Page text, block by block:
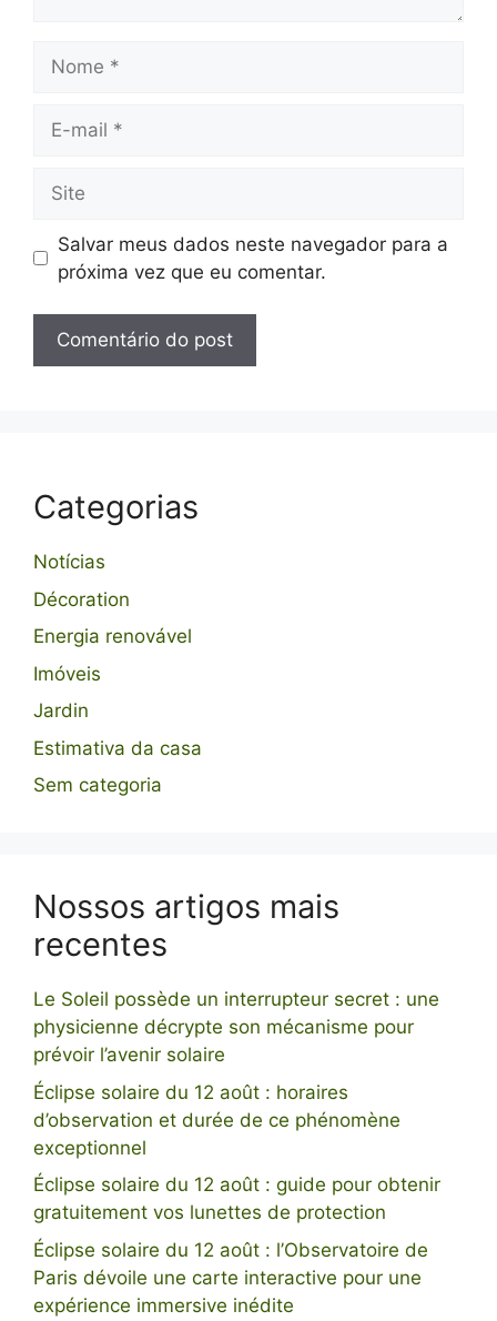
mail
Salvar meus dados neste navegador para a
próxima vez que eu comentar.
Categorias
Notícias
Décoration
Energia renovável
Imóveis
Jardin
Estimativa da casa
Sem categoria
Nossos artigos mais
recentes
Le Soleil possède un interrupteur secret : une
physicienne décrypte son mécanisme pour
prévoir l’avenir solaire
Éclipse solaire du 12 août : horaires
d’observation et durée de ce phénomène
exceptionnel
Éclipse solaire du 12 août : guide pour obtenir
gratuitement vos lunettes de protection
Éclipse solaire du 12 août : l’Observatoire de
Paris dévoile une carte interactive pour une
expérience immersive inédite